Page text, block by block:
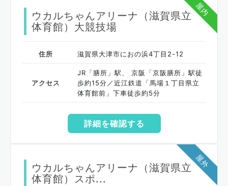
屋内
ウカルちゃんアリーナ（滋賀県立
体育館）大競技場
住所 滋賀県大津市におの浜4丁目2-12
アクセス
JR「膳所」駅、 京阪「京阪膳所」駅徒
歩約15分／近江鉄道「馬場１丁目県立
体育館前」下車徒歩約5分
詳細を確認する
屋外
ウカルちゃんアリーナ（滋賀県立
体育館）スポ...